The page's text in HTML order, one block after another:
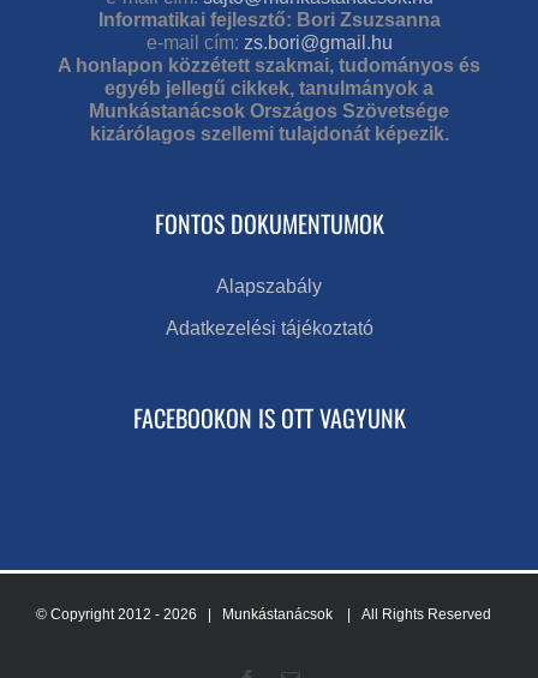
Informatikai fejlesztő: Bori Zsuzsanna
e-mail cím: zs.bori@gmail.hu
A honlapon közzétett szakmai, tudományos és
egyéb jellegű cikkek, tanulmányok a
Munkástanácsok Országos Szövetsége
kizárólagos szellemi tulajdonát képezik.
FONTOS DOKUMENTUMOK
Alapszabály
Adatkezelési tájékoztató
FACEBOOKON IS OTT VAGYUNK
© Copyright 2012 - 2026 | Munkástanácsok | All Rights Reserved